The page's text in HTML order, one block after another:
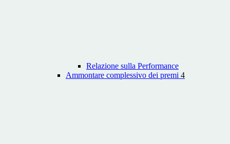
Relazione sulla Performance
Ammontare complessivo dei premi 4